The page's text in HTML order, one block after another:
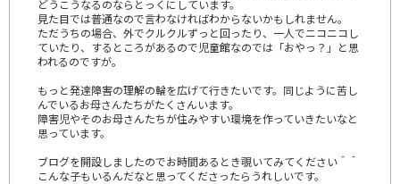
どうこうなるのならとっくにしています。
見た目では普通なので言わなければわからないかもしれません。
ただうちの場合、外でクルクルずっと回ったり、一人でニコニコし
ていたり、するところがあるので児童館なのでは「おやっ？」と思
われるのですが。
もっと発達障害の理解の輪を広げて行きたいです。同じように苦し
んでいるお母さんたちがたくさんいます。
障害児やそのお母さんたちが住みやすい環境を作っていきたいなと
思っています。
ブログを開設しましたのでお時間あるとき覗いてみてください＾＾
こんな子もいるんだなと思ってくださったらうれしいです。